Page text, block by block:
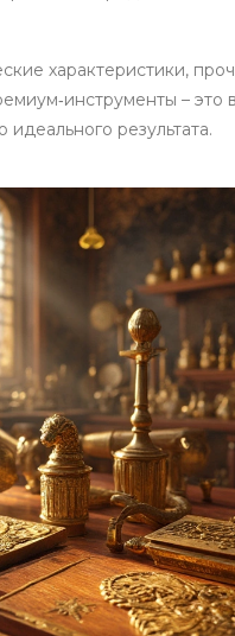
характеристики,
–
результата.